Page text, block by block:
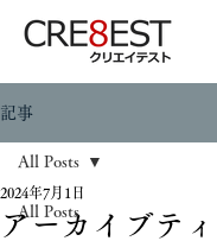
記事
All Posts
All Posts
アーカイブテ
2024年7月1日